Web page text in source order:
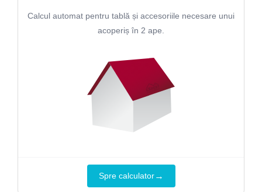
Calcul automat pentru tablă și accesoriile necesare unui
acoperiș în 2 ape.
Spre calculator→